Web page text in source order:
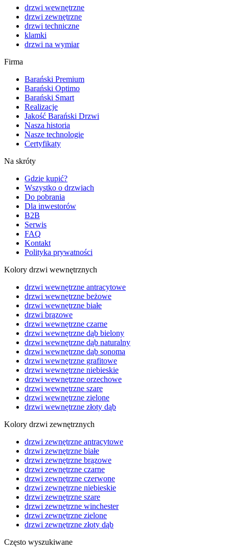
drzwi wewnętrzne
drzwi zewnętrzne
drzwi techniczne
klamki
drzwi na wymiar
Firma
Barański Premium
Barański Optimo
Barański Smart
Realizacje
Jakość Barański Drzwi
Nasza historia
Nasze technologie
Certyfikaty
Na skróty
Gdzie kupić?
Wszystko o drzwiach
Do pobrania
Dla inwestorów
B2B
Serwis
FAQ
Kontakt
Polityka prywatności
Kolory drzwi wewnętrznych
drzwi wewnętrzne antracytowe
drzwi wewnętrzne beżowe
drzwi wewnętrzne białe
drzwi brązowe
drzwi wewnętrzne czarne
drzwi wewnętrzne dąb bielony
drzwi wewnętrzne dąb naturalny
drzwi wewnętrzne dąb sonoma
drzwi wewnętrzne grafitowe
drzwi wewnętrzne niebieskie
drzwi wewnętrzne orzechowe
drzwi wewnętrzne szare
drzwi wewnętrzne zielone
drzwi wewnętrzne złoty dąb
Kolory drzwi zewnętrznych
drzwi zewnętrzne antracytowe
drzwi zewnętrzne białe
drzwi zewnętrzne brązowe
drzwi zewnętrzne czarne
drzwi zewnętrzne czerwone
drzwi zewnętrzne niebieskie
drzwi zewnętrzne szare
drzwi zewnętrzne winchester
drzwi zewnętrzne zielone
drzwi zewnętrzne złoty dąb
Często wyszukiwane